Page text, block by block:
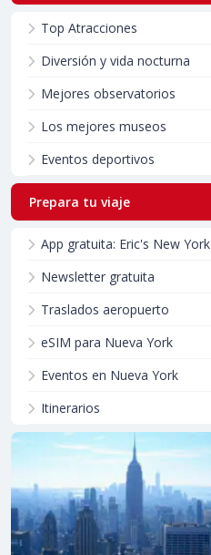
Top Atracciones
Diversión y vida nocturna
Mejores observatorios
Los mejores museos
Eventos deportivos
Prepara tu viaje
App gratuita: Eric's New York
Newsletter gratuita
Traslados aeropuerto
eSIM para Nueva York
Eventos en Nueva York
Itinerarios